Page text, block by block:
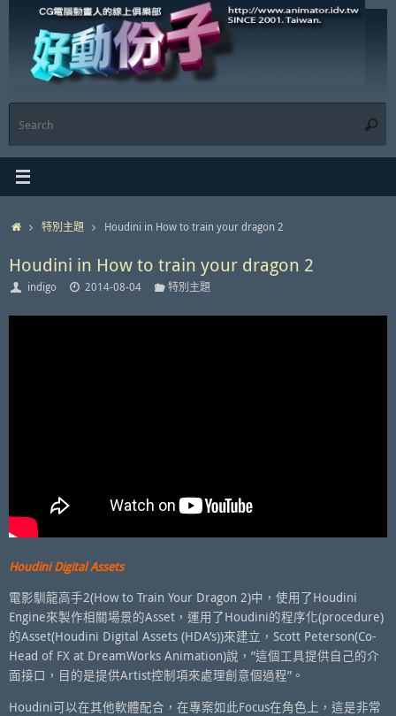
content
Home特別主題 Houdini in How to train your dragon 2
Houdini in How to train your dragon 2
indigo 2014-08-04 特別主題
Houdini Digital Assets
電影馴龍高手2(How to Train Your Dragon 2)中，使用了Houdini
Engine來製作相關場景的Asset，運用了Houdini的程序化(procedure)
的Asset(Houdini Digital Assets (HDA’s))來建立，Scott Peterson(Co-
Head of FX at DreamWorks Animation)說，”這個工具提供自己的介
面接口，目的是提供Artist控制項來處理創意個過程”。
Houdini可以在其他軟體配合，在專案如此Focus在角色上，這是非常